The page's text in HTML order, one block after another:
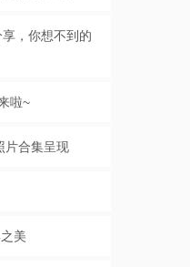
，你想不到的
啦~
片合集呈现
美